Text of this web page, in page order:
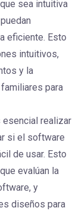
sea intuitiva
eficiente. Esto
intuitivos,
y la
para
esencial realizar
si el software
de usar. Esto
evalúan la
y
diseños para